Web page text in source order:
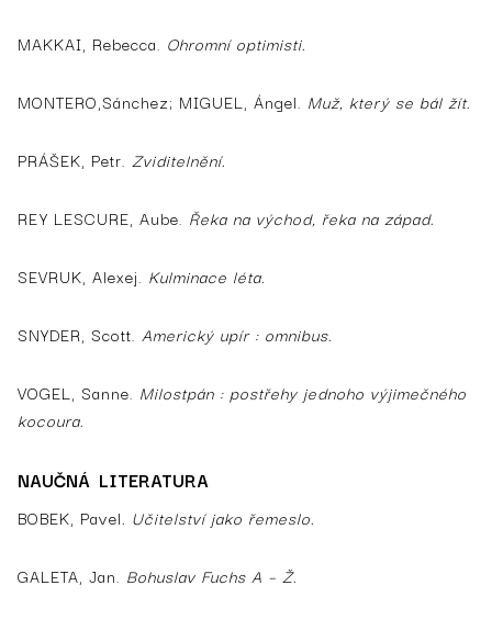
MAKKAI, Rebecca. Ohromní optimisti.
MONTERO,Sánchez; MIGUEL, Ángel. Muž, který se bál žít.
PRÁŠEK, Petr. Zviditelnění.
REY LESCURE, Aube. Řeka na východ, řeka na západ.
SEVRUK, Alexej. Kulminace léta.
SNYDER, Scott. Americký upír : omnibus.
VOGEL, Sanne. Milostpán : postřehy jednoho výjimečného
kocoura.
NAUČNÁ LITERATURA
BOBEK, Pavel. Učitelství jako řemeslo.
GALETA, Jan. Bohuslav Fuchs A – Ž.